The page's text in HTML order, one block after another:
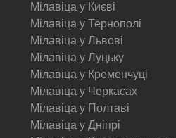
Мілавіца у Києві
Мілавіца у Тернополі
Мілавіца у Львові
Мілавіца у Луцьку
Мілавіца у Кременчуці
Мілавіца у Черкасах
Мілавіца у Полтаві
Мілавіца у Дніпрі